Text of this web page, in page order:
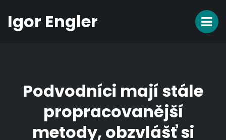
Igor Engler
Podvodníci mají stále
propracovanější
metody, obzvlášť si